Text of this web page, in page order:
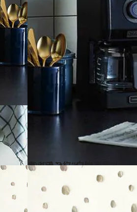
2020.1.31
キッチンに“白物家電”はもう古い？ 業界で「ブラック家電」が大ブーム！
ライフスタイル